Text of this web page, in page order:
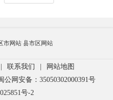
市网站 县市区网站
| 联系我们 |
网站地图
公网安备：35050302000391号
号-2